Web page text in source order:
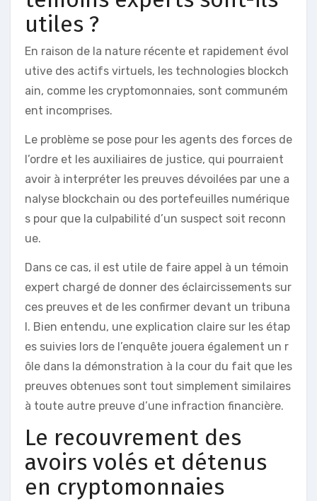
utiles ?
En raison de la nature récente et rapidement évol
utive des actifs virtuels, les technologies blockch
ain, comme les cryptomonnaies, sont communém
ent incomprises.
Le problème se pose pour les agents des forces de
l’ordre et les auxiliaires de justice, qui pourraient
avoir à interpréter les preuves dévoilées par une a
nalyse blockchain ou des portefeuilles numérique
s pour que la culpabilité d’un suspect soit reconn
ue.
Dans ce cas, il est utile de faire appel à un témoin
expert chargé de donner des éclaircissements sur
ces preuves et de les confirmer devant un tribuna
l. Bien entendu, une explication claire sur les étap
es suivies lors de l’enquête jouera également un r
ôle dans la démonstration à la cour du fait que les
preuves obtenues sont tout simplement similaires
à toute autre preuve d’une infraction financière.
Le recouvrement des
avoirs volés et détenus
en cryptomonnaies